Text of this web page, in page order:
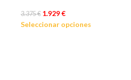
3.375€ 1.929€
Seleccionar opciones